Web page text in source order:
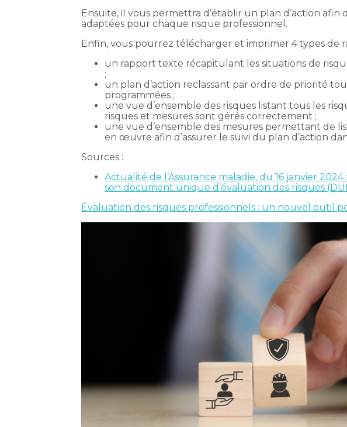
Ensuite, il vous permettra d’établir un plan d’action
adaptées pour chaque risque professionnel.
Enfin, vous pourrez télécharger et imprimer 4 types de
un rapport texte récapitulant les situations de
;
un plan d’action reclassant par ordre de priorité
programmées ;
une vue d’ensemble des risques listant tous les
risques et mesures sont gérés correctement ;
une vue d’ensemble des mesures permettant de
en œuvre afin d’assurer le suivi du plan d’action
Sources :
Actualité de l’Assurance maladie, du 16 janvier
son document unique d’évaluation des risques
Évaluation des risques professionnels : un nouvel outil